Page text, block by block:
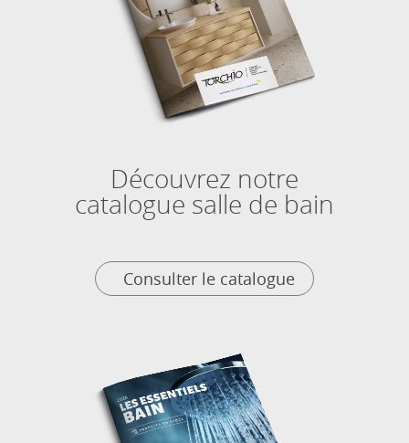
Découvrez notre
catalogue salle de bain
Consulter le catalogue